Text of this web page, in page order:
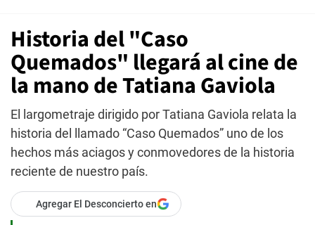
Historia del "Caso
Quemados" llegará al cine de
la mano de Tatiana Gaviola
El largometraje dirigido por Tatiana Gaviola relata la
historia del llamado “Caso Quemados” uno de los
hechos más aciagos y conmovedores de la historia
reciente de nuestro país.
Agregar El Desconcierto en